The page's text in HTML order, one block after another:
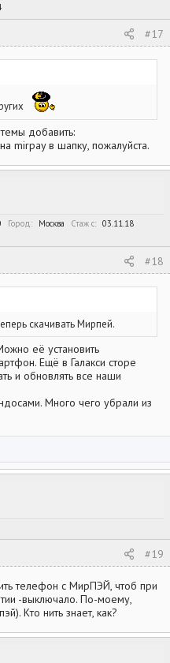
#17
добавить:
mirpay в шапку, пожалуйста.
Город Москва Стаж c
03.11.18
#18
скачивать Мирпей.
её установить
Ещё в Галакси сторе
и обновлять все наши
Много чего убрали из
#19
телефон с МирПЭЙ, чтоб при
-выключало. По-моему,
Кто нить знает, как?